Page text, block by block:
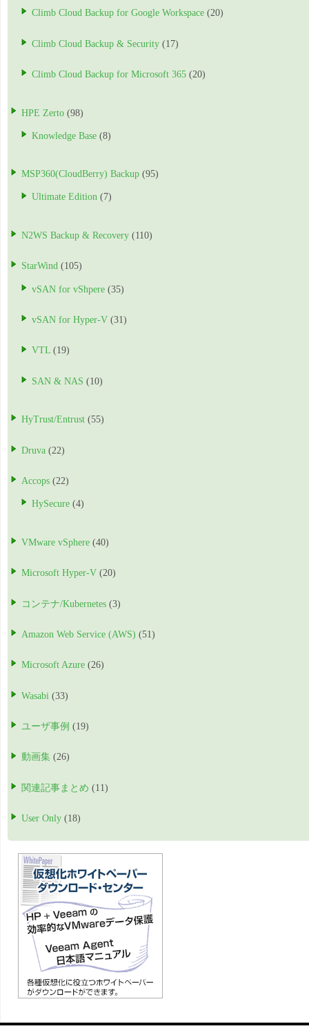
Climb Cloud Backup for Google Workspace (20)
Climb Cloud Backup & Security (17)
Climb Cloud Backup for Microsoft 365 (20)
HPE Zerto (98)
Knowledge Base (8)
MSP360(CloudBerry) Backup (95)
Ultimate Edition (7)
N2WS Backup & Recovery (110)
StarWind (105)
vSAN for vShpere (35)
vSAN for Hyper-V (31)
VTL (19)
SAN & NAS (10)
HyTrust/Entrust (55)
Druva (22)
Accops (22)
HySecure (4)
VMware vSphere (40)
Microsoft Hyper-V (20)
コンテナ/Kubernetes (3)
Amazon Web Service (AWS) (51)
Microsoft Azure (26)
Wasabi (33)
ユーザ事例 (19)
動画集 (26)
関連記事まとめ (11)
User Only (18)